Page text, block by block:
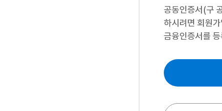
공동인증서(구
하시려면 회원가
금융인증서를